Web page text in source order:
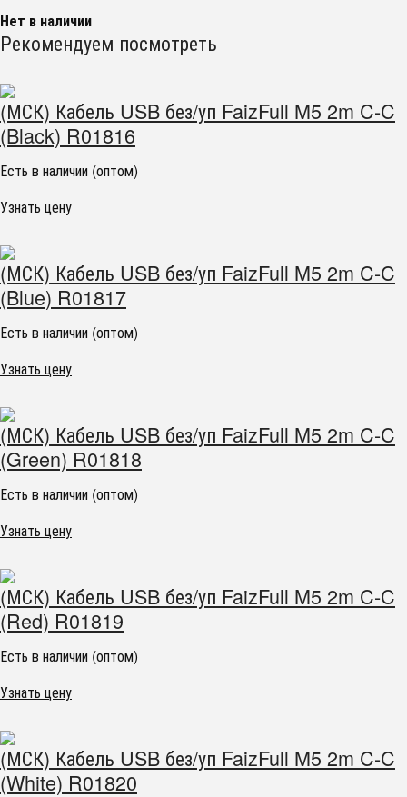
Нет в наличии
Рекомендуем посмотреть
(МСК) Кабель USB без/уп FaizFull M5 2m C-C
(Black) R01816
Есть в наличии (оптом)
Узнать цену
(МСК) Кабель USB без/уп FaizFull M5 2m C-C
(Blue) R01817
Есть в наличии (оптом)
Узнать цену
(МСК) Кабель USB без/уп FaizFull M5 2m C-C
(Green) R01818
Есть в наличии (оптом)
Узнать цену
(МСК) Кабель USB без/уп FaizFull M5 2m C-C
(Red) R01819
Есть в наличии (оптом)
Узнать цену
(МСК) Кабель USB без/уп FaizFull M5 2m C-C
(White) R01820